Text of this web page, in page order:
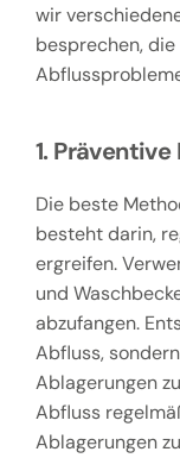
wir
besprechen,
1.
Die beste
besteht darin,
ergreifen.
und
abzufangen.
Abfluss,
Ablagerungen
Abfluss
Ablagerungen